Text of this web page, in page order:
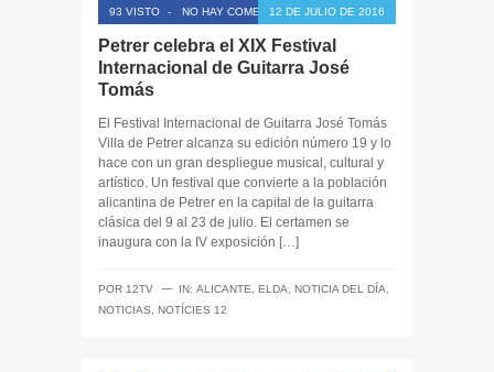
93 VISTO - NO HAY COMENTARIOS12 DE JULIO DE 2016
Petrer celebra el XIX Festival
Internacional de Guitarra José
Tomás
El Festival Internacional de Guitarra José Tomás
Villa de Petrer alcanza su edición número 19 y lo
hace con un gran despliegue musical, cultural y
artístico. Un festival que convierte a la población
alicantina de Petrer en la capital de la guitarra
clásica del 9 al 23 de julio. El certamen se
inaugura con la IV exposición […]
POR 12TV ─ IN: ALICANTE ELDA NOTICIA DEL DÍA
NOTICIAS
NOTÍCIES 12